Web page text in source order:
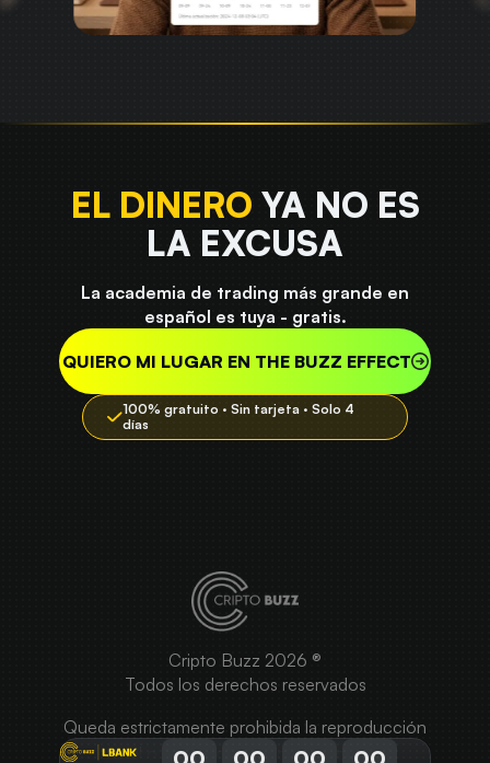
EL DINERO YA NO ES
LA EXCUSA
La academia de trading más grande en
español es tuya - gratis.
QUIERO MI LUGAR EN THE BUZZ EFFECT
100% gratuito · Sin tarjeta · Solo 4
días
Cripto Buzz 2026 ®
Todos los derechos reservados
Queda estrictamente prohibida la reproducción
total o parcial de este contenido sin